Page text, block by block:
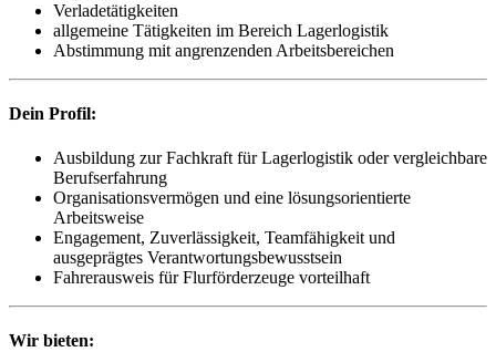
Verladetätigkeiten
allgemeine Tätigkeiten im Bereich Lagerlogistik
Abstimmung mit angrenzenden Arbeitsbereichen
Dein Profil:
Ausbildung zur Fachkraft für Lagerlogistik oder vergleichbare
Berufserfahrung
Organisationsvermögen und eine lösungsorientierte
Arbeitsweise
Engagement, Zuverlässigkeit, Teamfähigkeit und
ausgeprägtes Verantwortungsbewusstsein
Fahrerausweis für Flurförderzeuge vorteilhaft
Wir bieten: